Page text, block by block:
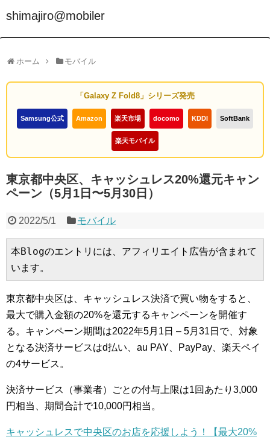
shimajiro@mobiler
ホーム モバイル
「Galaxy Z Fold8」シリーズ発売
Samsung公式 Amazon 楽天市場 docomo KDDI SoftBank
楽天モバイル
東京都中央区、キャッシュレス20%還元キャン
ペーン（5月1日〜5月30日）
2022/5/1 モバイル
本Blogのエントリには、アフィリエイト広告が含まれて
います。
東京都中央区は、キャッシュレス決済で買い物をすると、
最大で購入金額の20%を還元するキャンペーンを開催す
る。キャンペーン期間は2022年5月1日 – 5月31日で、対象
となる決済サービスはd払い、au PAY、PayPay、楽天ペイ
の4サービス。
決済サービス（事業者）ごとの付与上限は1回あたり3,000
円相当、期間合計で10,000円相当。
キャッシュレスで中央区のお店を応援しよう！【最大20%